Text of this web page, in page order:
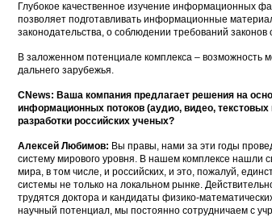
Глубокое качественное изучение информационных
позволяет подготавливать информационные
законодательства, о соблюдении требований
В заложенном потенциале комплекса – возможность
дальнего зарубежья.
CNews: Ваша компания предлагает решения на
информационных потоков (аудио, видео,
разработки российских ученых?
Алексей Любимов: Вы правы, нами за эти годы
систему мирового уровня. В нашем комплексе нашли
мира, в том числе, и российских, и это, пожалуй,
системы не только на локальном рынке.
трудятся доктора и кандидаты физико-
научный потенциал, мы постоянно сотрудничаем с